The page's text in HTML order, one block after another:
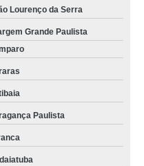
Lourenço da Serra
Grande Paulista
Paulista